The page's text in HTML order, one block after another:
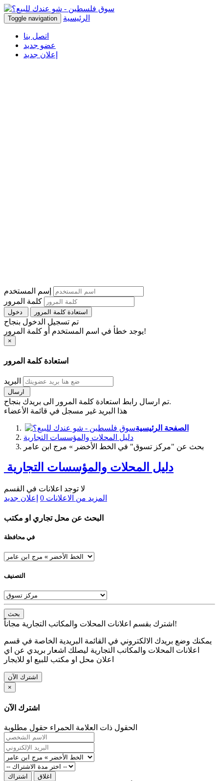
Toggle navigation الرئيسية
اتصل بنا
عضو جديد
إعلان جديد
إسم المستخدم
كلمة المرور
استعادة كلمة المرور
تم تسجيل الدخول بنجاح
يوجد خطأ في اسم المستخدم أو كلمة المرور!
×
استعادة كلمة المرور
البريد
تم ارسال رابط استعادة كلمة المرور الى بريدك بنجاح.
هذا البريد غير مسجل في قائمة الأعضاء
الصفحة الرئيسية
دليل المحلات والمؤسسات التجارية
بحث عن "مركز تسوق" في الخط الأخضر » مرج ابن عامر
دليل المحلات والمؤسسات التجارية
لا توجد اعلانات في القسم
المزيد من الاعلانات 0 إعلان جديد
البحث عن محل تجاري او مكتب
في محافظة
التصنيف
بحث
اشترك بقسم اعلانات المحلات والمكاتب التجارية مجاناً!
يمكنك وضع بريدك الالكتروني في القائمة البريدية الخاصة في قسم
اعلانات المحلات والمكاتب التجارية ليصلك اشعار بريدي عن اي
اعلان محل او مكتب للبيع او للايجار
اشترك الآن
×
اشترك الآن
الحقول ذات العلامة الحمراء حقول مطلوبة
اشتراك اغلاق